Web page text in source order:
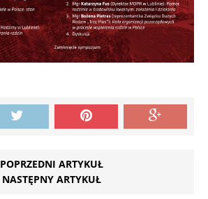
POPRZEDNI ARTYKUŁ
NASTĘPNY ARTYKUŁ